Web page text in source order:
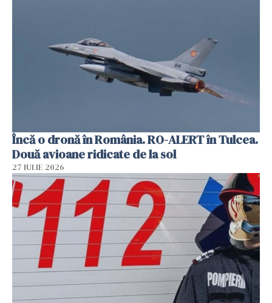
Încă o dronă în România. RO-ALERT în Tulcea.
Două avioane ridicate de la sol
27 IULIE 2026